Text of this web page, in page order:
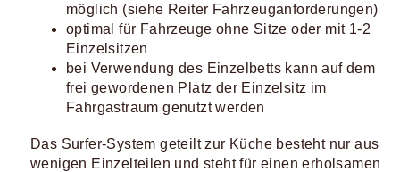
möglich (siehe Reiter Fahrzeuganforderungen)
optimal für Fahrzeuge ohne Sitze oder mit 1-2
Einzelsitzen
bei Verwendung des Einzelbetts kann auf dem
frei gewordenen Platz der Einzelsitz im
Fahrgastraum genutzt werden
Das Surfer-System geteilt zur Küche besteht nur aus
wenigen Einzelteilen und steht für einen erholsamen